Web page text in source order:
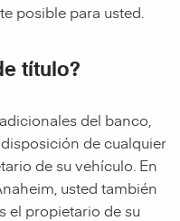
posible para usted.
título?
del banco,
de cualquier
de su vehículo. En
usted también
el propietario de su